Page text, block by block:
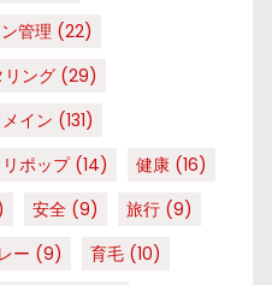
管理 (22)
リング (29)
イン (131)
リポップ(14) 健康 (16)
安全 (9) 旅行 (9)
ー (9) 育毛 (10)